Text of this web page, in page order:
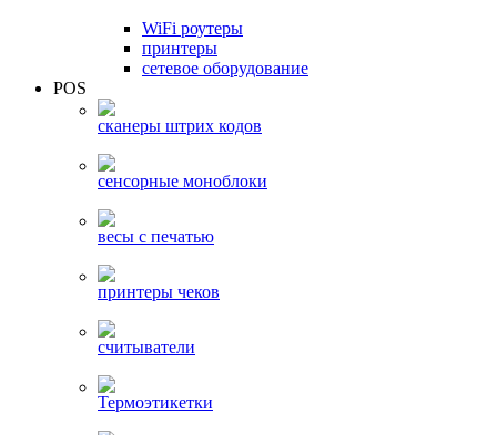
WiFi роутеры
принтеры
сетевое оборудование
POS
сканеры штрих кодов
сенсорные моноблоки
весы с печатью
принтеры чеков
считыватели
Термоэтикетки